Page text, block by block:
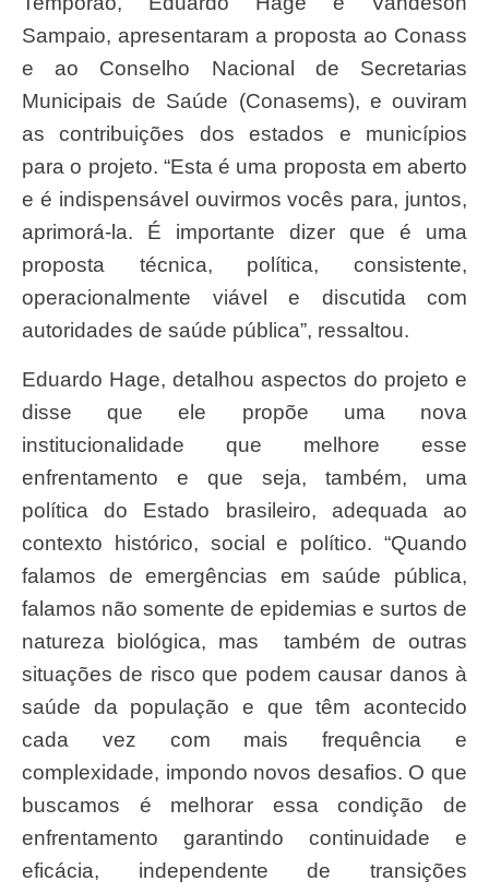
Sampaio, apresentaram a proposta ao Conass
e ao Conselho Nacional de Secretarias
Municipais de Saúde (Conasems), e ouviram
as contribuições dos estados e municípios
para o projeto. “Esta é uma proposta em aberto
e é indispensável ouvirmos vocês para, juntos,
aprimorá-la. É importante dizer que é uma
proposta técnica, política, consistente,
operacionalmente viável e discutida com
autoridades de saúde pública”, ressaltou.
Eduardo Hage, detalhou aspectos do projeto e
disse que ele propõe uma nova
institucionalidade que melhore esse
enfrentamento e que seja, também, uma
política do Estado brasileiro, adequada ao
contexto histórico, social e político. “Quando
falamos de emergências em saúde pública,
falamos não somente de epidemias e surtos de
natureza biológica, mas também de outras
situações de risco que podem causar danos à
saúde da população e que têm acontecido
cada vez com mais frequência e
complexidade, impondo novos desafios. O que
buscamos é melhorar essa condição de
enfrentamento garantindo continuidade e
eficácia, independente de transições